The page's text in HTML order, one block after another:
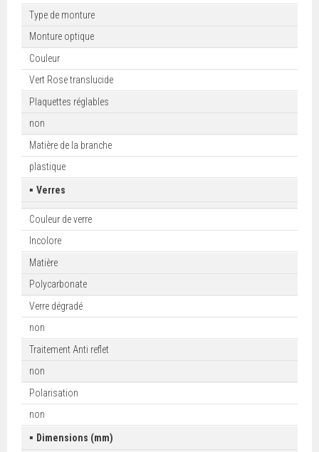
Type de monture
Monture optique
Couleur
Vert Rose translucide
Plaquettes réglables
non
Matière de la branche
plastique
▪Verres
Couleur de verre
Incolore
Matière
Polycarbonate
Verre dégradé
non
Traitement Anti reflet
non
Polarisation
non
▪ Dimensions (mm)